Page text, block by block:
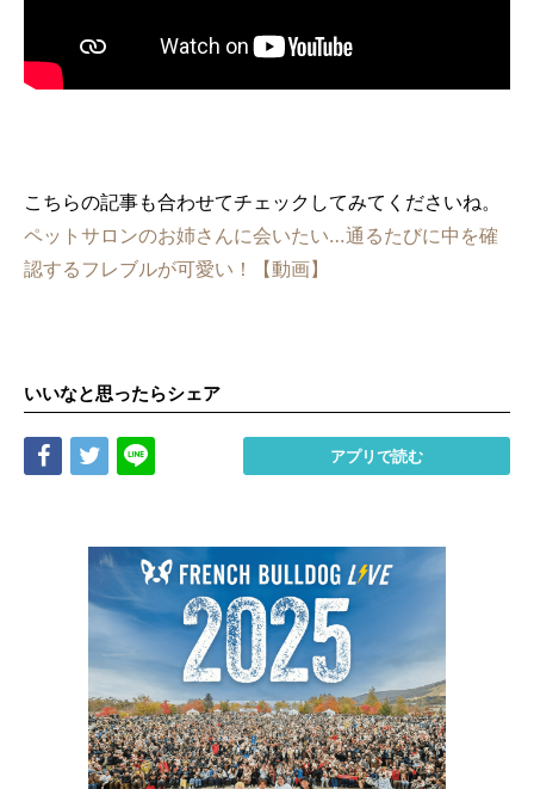
こちらの記事も合わせてチェックしてみてくださいね。
ペットサロンのお姉さんに会いたい…通るたびに中を確
認するフレブルが可愛い！【動画】
いいなと思ったらシェア
Share Tweet アプリで読む